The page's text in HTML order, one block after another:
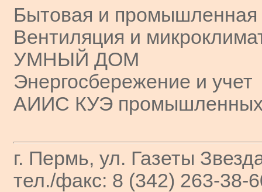
Бытовая и промышленная
Вентиляция и
УМНЫЙ ДОМ
Энергосбережение и учет
АИИС КУЭ промышленных
г. Пермь, ул. Газеты
тел./факс: 8 (342) 263-38-